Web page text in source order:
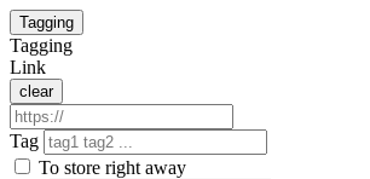
Tagging
Tagging
Link
clear
Tag
To store right away